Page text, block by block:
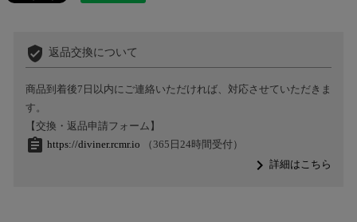
verified_user 返品交換について
商品到着後7日以内にご連絡いただければ、対応させていただきま
す。
【交換・返品申請フォーム】
assignment https://diviner.rcmr.io （365日24時間受付）
navigate_next詳細はこちら